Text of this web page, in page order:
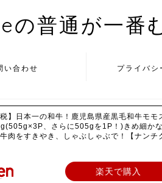
普通が一番
い合わせ プライバシ
税】日本一の和牛！鹿児島県産黒毛和牛モモ
、さらに505gを1P！)きめ細か
肉をすきやき、しゃぶしゃぶで！【ナンチ
楽天で購入